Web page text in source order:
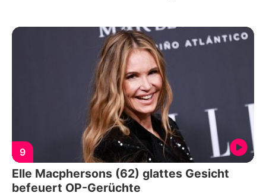
9
Elle Macphersons (62) glattes Gesicht
befeuert OP-Gerüchte